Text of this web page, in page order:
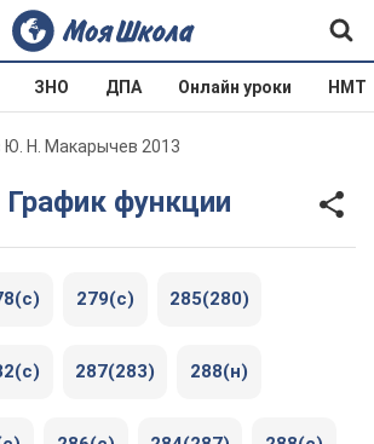
ЗНО ДПА Онлайн уроки НМТ
Ю. Н. Макарычев 2013
График функции
279(c) 285(280)
287(283) 288(н)